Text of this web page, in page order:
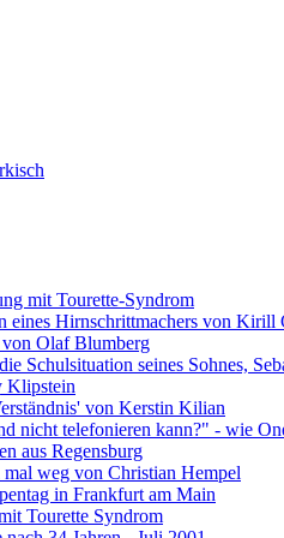
mit Tourette-Syndrom
eines Hirnschrittmachers von Kirill
Olaf Blumberg
Schulsituation seines Sohnes,
Klipstein
von Kerstin Kilian
nicht telefonieren kann?" - wie
aus Regensburg
weg von Christian Hempel
in Frankfurt am Main
Tourette Syndrom